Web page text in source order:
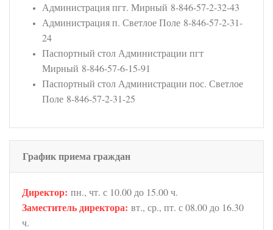
Администрация пгт. Мирный 8-846-57-2-32-43
Администрация п. Светлое Поле 8-846-57-2-31-
24
Паспортный стол Администрации пгт
Мирный 8-846-57-6-15-91
Паспортный стол Администрации пос. Светлое
Поле 8-846-57-2-31-25
График приема граждан
Директор: пн., чт. с 10.00 до 15.00 ч.
Заместитель директора: вт., ср., пт. с 08.00 до 16.30
ч.